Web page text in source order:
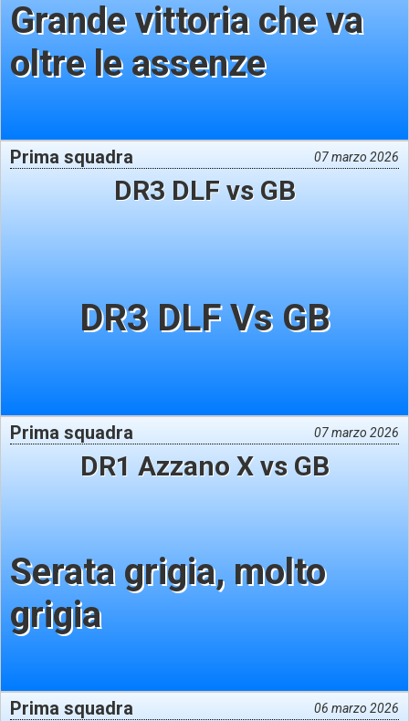
Grande vittoria che va
oltre le assenze
Prima squadra 07 marzo 2026
DR3 DLF vs GB
DR3 DLF Vs GB
Prima squadra 07 marzo 2026
DR1 Azzano X vs GB
Serata grigia, molto
grigia
Prima squadra 06 marzo 2026